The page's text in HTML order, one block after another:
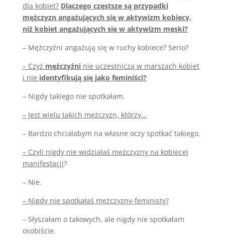
dla kobiet? Dlaczego częstsze są przypadki
mężczyzn angażujących się w aktywizm kobiecy,
niż kobiet angażujących się w aktywizm męski?
– Mężczyźni angażują się w ruchy kobiece? Serio?
– Czyż mężczyźninie uczestniczą w marszach kobiet
i nie identyfikują się jako feminiści?
– Nigdy takiego nie spotkałam.
– Jest wielu takich mężczyzn, którzy…
– Bardzo chciałabym na własne oczy spotkać takiego.
– Czyli nigdy nie widziałaś mężczyzny na kobiecej
manifestacji?
– Nie.
– Nigdy nie spotkałaś mężczyzny-feministy?
– Słyszałam o takowych, ale nigdy nie spotkałam
osobiście.